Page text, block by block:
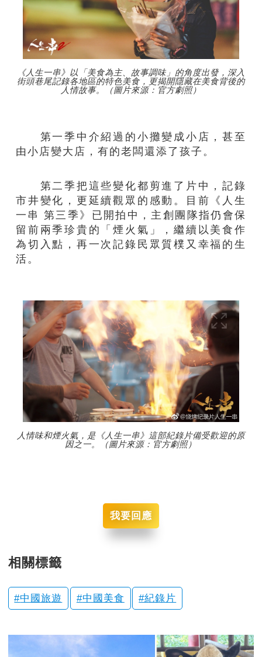
《人生一串》以「美食為主、故事調味」的角度出發，深入
街頭巷尾記錄各地區的特色美食，更揭開隱藏在美食背後的
人情故事。（圖片來源：官方劇照）
第一季中介紹過的小攤變成小店，甚至
由小店變大店，有的老闆還添了孩子。
第二季把這些變化都剪進了片中，記錄
市井變化，更延續觀眾的感動。目前《人生
一串 第三季》已開拍中，主創團隊指仍會保
留前兩季珍貴的「煙火氣」，繼續以美食作
為切入點，再一次記錄民眾質樸又幸福的生
活。
人情味和煙火氣，是《人生一串》這部紀錄片備受歡迎的原
因之一。（圖片來源：官方劇照）
我要回應
相關標籤
中國旅遊 中國美食 紀錄片